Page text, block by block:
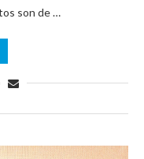
son de …